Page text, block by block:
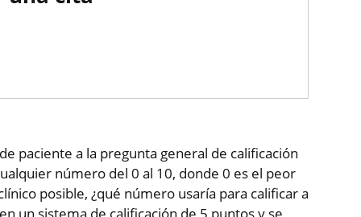
paciente a la pregunta general de calificación
número del 0 al 10, donde 0 es el peor
posible, ¿qué número usaría para calificar a